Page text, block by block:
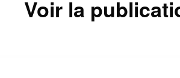
» (2013) et « Nos Eldorados
Voir la